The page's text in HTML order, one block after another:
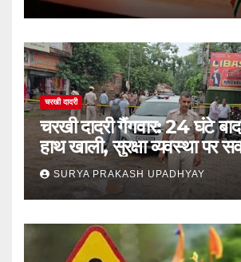
चरखी दादरी
चरखी दादरी गैंगवार: 24 घंटे
हाथ खाली, सुरक्षा व्यवस्था पर
SURYA PRAKASH UPADHYAY